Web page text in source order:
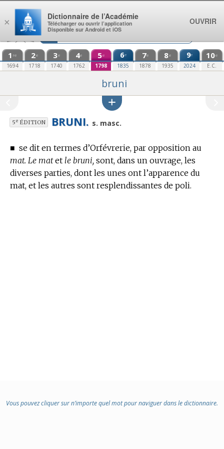
Aller au contenu
1 re
1694
2e
1718
3e
1740
4e
1762
5e
1798
6e
1835
7e
1878
8e
1935
9e
2024
10e
E.C.
bruni
5eÉDITION BRUNI. s. masc.
■ se dit en termes d’Orfévrerie, par opposition au
mat. Le matet le bruni, sont, dans un ouvrage, les
diverses parties, dont les unes ont l’apparence du
mat, et les autres sont resplendissantes de poli.
Vous pouvez cliquer sur n’importe quel mot pour naviguer dans le dictionnaire.
×
Dictionnaire de l’Académie
Télécharger ou ouvrir l’application
Disponible sur Android et iOS
OUVRIR